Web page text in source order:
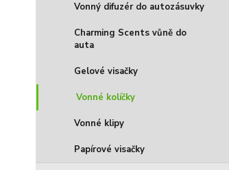
Vonný difuzér do autozásuvky
Charming Scents vůně do
auta
Gelové visačky
Vonné kolíčky
Vonné klipy
Papírové visačky